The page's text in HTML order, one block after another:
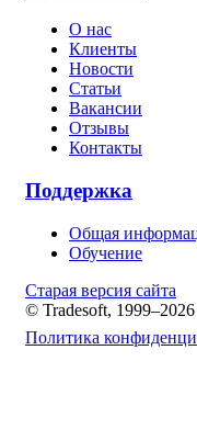
О нас
Клиенты
Новости
Статьи
Вакансии
Отзывы
Контакты
Поддержка
Общая
Обучение
Старая версия сайта
© Tradesoft, 1999–2026
Политика